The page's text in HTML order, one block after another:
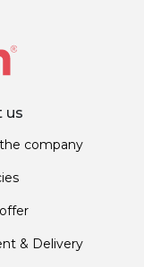
us
company
& Delivery